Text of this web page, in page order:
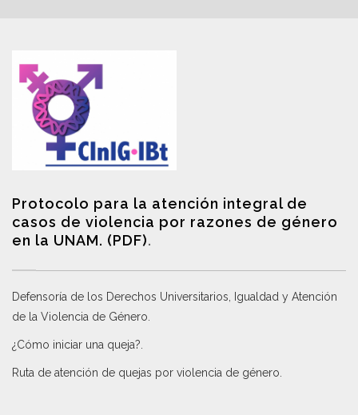
Protocolo para la atención integral de
casos de violencia por razones de género
en la UNAM. (PDF).
Defensoría de los Derechos Universitarios, Igualdad y Atención
de la Violencia de Género
¿Cómo iniciar una queja?
Ruta de atención de quejas por violencia de género